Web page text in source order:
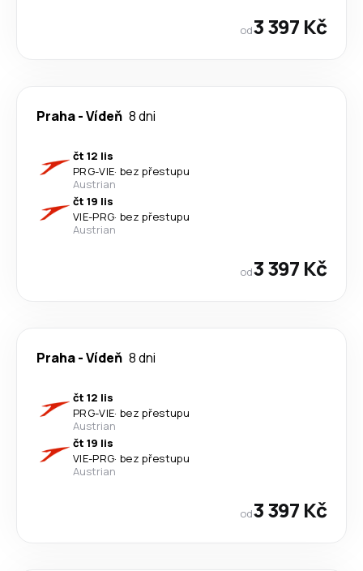
od3 397 Kč
Praha-Vídeň 8 dni
čt 12 lis
PRG-VIE· bez přestupu
Austrian
čt 19 lis
VIE-PRG· bez přestupu
Austrian
od3 397 Kč
Praha-Vídeň 8 dni
čt 12 lis
PRG-VIE· bez přestupu
Austrian
čt 19 lis
VIE-PRG· bez přestupu
Austrian
od3 397 Kč